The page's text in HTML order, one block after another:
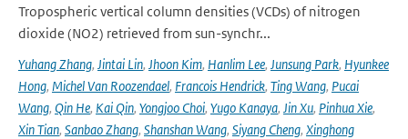
Tropospheric vertical column densities (VCDs) of nitrogen
dioxide (NO2) retrieved from sun-synchr...
Yuhang Zhang, Jintai Lin, Jhoon Kim, Hanlim Lee, Junsung Park, Hyunkee
Hong, Michel Van Roozendael, Francois Hendrick, Ting Wang, Pucai
Wang, Qin He, Kai Qin, Yongjoo Choi, Yugo Kanaya, Jin Xu, Pinhua Xie,
Xin Tian, Sanbao Zhang, Shanshan Wang, Siyang Cheng, Xinghong